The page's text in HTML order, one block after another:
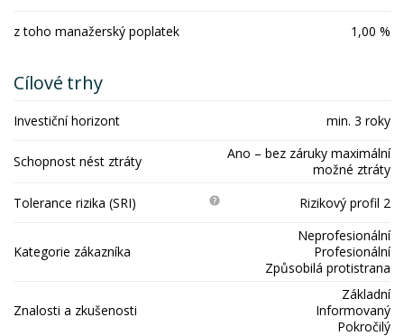
z toho manažerský poplatek 1,00 %
Cílové trhy
Investiční horizont min. 3 roky
Schopnost nést ztráty
Ano – bez záruky maximální
možné ztráty
Tolerance rizika (SRI)
Rizikový profil 2
Kategorie zákazníka
Neprofesionální
Profesionální
Způsobilá protistrana
Znalosti a zkušenosti
Základní
Informovaný
Pokročilý